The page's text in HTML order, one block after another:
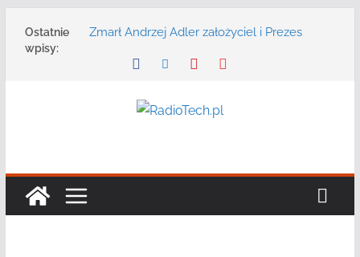
Ostatnie
wpisy:
Zmarł Andrzej Adler założyciel i Prezes
Radmor – największy polski producent
DGT wraz z partnerami zaprasza na
konferencję: „Bezpieczeństwo,
bezpieczeństwa publicznego usługę